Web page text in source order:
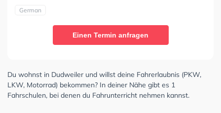
German
Einen Termin anfragen
Du wohnst in Dudweiler und willst deine Fahrerlaubnis (PKW,
LKW, Motorrad) bekommen? In deiner Nähe gibt es 1
Fahrschulen, bei denen du Fahrunterricht nehmen kannst.